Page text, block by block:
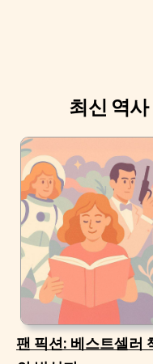
최신 역
팬 픽션: 베스트셀러